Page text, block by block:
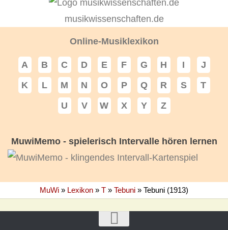
musikwissenschaften.de
Online-Musiklexikon
A B C D E F G H I
J
K
L M N O P Q R S
T
U
V W X Y Z
MuwiMemo - spielerisch Intervalle hören lernen
MuWi » Lexikon » T » Tebuni » Tebuni (1913)